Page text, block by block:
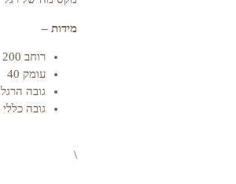
מידות –
רוחב 200
עומק 40
גובה הרגל 25
גובה כללי 55
\